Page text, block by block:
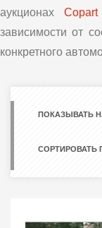
аукционахCopart
зависимости от
конкретного
ПОКАЗЫВАТЬ
СОРТИРОВАТЬ